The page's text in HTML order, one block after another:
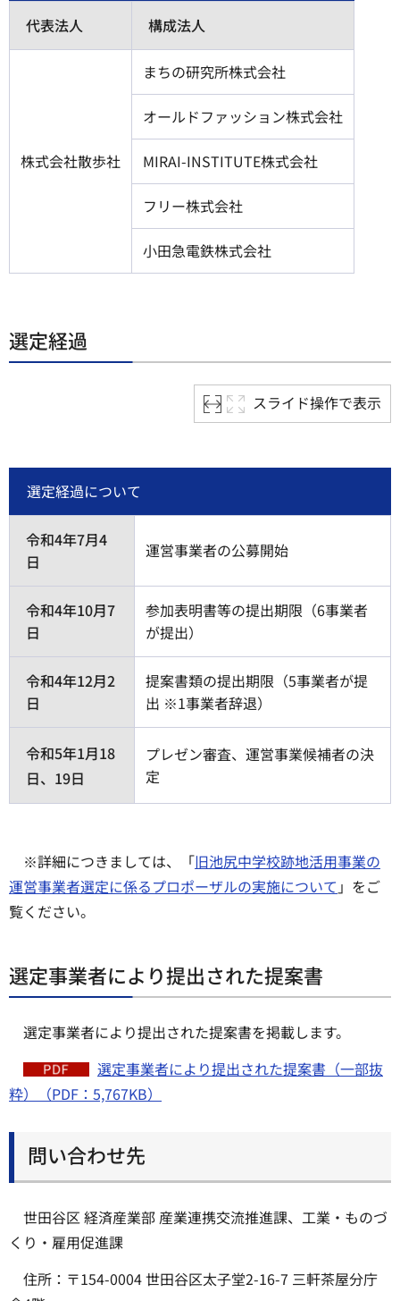
代表法人 構成法人
株式会社散歩社
まちの研究所株式会社
オールドファッション株式会社
MIRAI-INSTITUTE株式会社
フリー株式会社
小田急電鉄株式会社
選定経過
スライド操作で表示
選定経過について
令和4年7月4
日
運営事業者の公募開始
令和4年10月7
日
参加表明書等の提出期限（6事業者
が提出）
令和4年12月2
日
提案書類の提出期限（5事業者が提
出 ※1事業者辞退）
令和5年1月18
日、19日
プレゼン審査、運営事業候補者の決
定
※詳細につきましては、「旧池尻中学校跡地活用事業の
運営事業者選定に係るプロポーザルの実施について 」をご
覧ください。
選定事業者により提出された提案書
選定事業者により提出された提案書を掲載します。
選定事業者により提出された提案書（一部抜
粋）（PDF：5,767KB）
問い合わせ先
世田谷区 経済産業部 産業連携交流推進課、工業・ものづ
くり・雇用促進課
住所：〒154-0004 世田谷区太子堂2-16-7 三軒茶屋分庁